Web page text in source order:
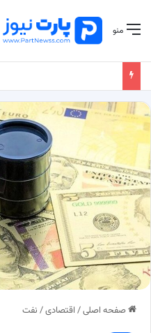
منو
صفحه اصلی/ اقتصادی/ نفت